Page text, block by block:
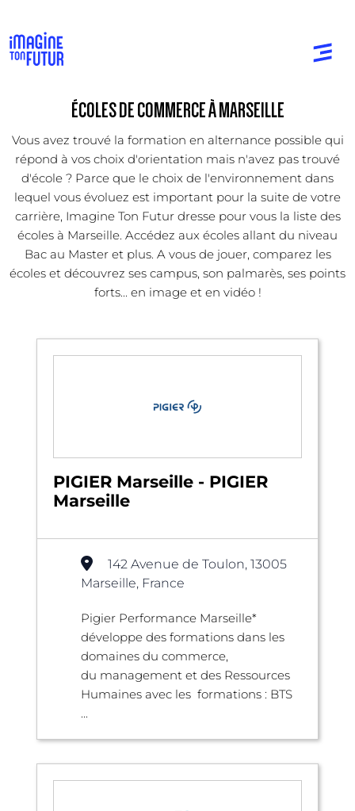
ÉCOLES DE COMMERCE À MARSEILLE
Vous avez trouvé la formation en alternance possible qui
répond à vos choix d'orientation mais n'avez pas trouvé
d'école ? Parce que le choix de l'environnement dans
lequel vous évoluez est important pour la suite de votre
carrière, Imagine Ton Futur dresse pour vous la liste des
écoles à Marseille. Accédez aux écoles allant du niveau
Bac au Master et plus. A vous de jouer, comparez les
écoles et découvrez ses campus, son palmarès, ses points
forts... en image et en vidéo !
PIGIER Marseille - PIGIER
Marseille
142 Avenue de Toulon, 13005
Marseille, France
Pigier Performance Marseille*
développe des formations dans les
domaines du commerce,
du management et des Ressources
Humaines avec les formations : BTS
...